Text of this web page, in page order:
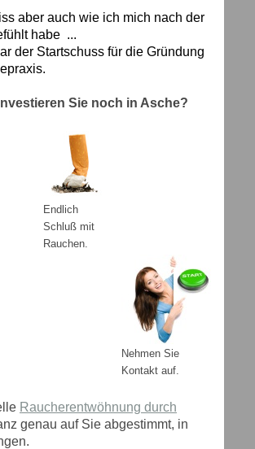
aber auch wie ich mich nach der
habe ...
der Startschuss für die Gründung
Sie noch in Asche?
Endlich
Schluß mit
Rauchen.
Nehmen Sie
Kontakt auf.
Raucherentwöhnung durch
genau auf Sie abgestimmt, in